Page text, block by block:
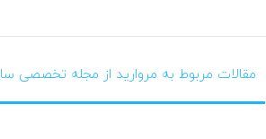
مروارید های طبیعی در صورتی که در معرض مواد
میکنند.
اگر موارد گفته شده رعایت شود، مروارید هیچگاه
مقالات مربوط به مروارید از مجله تخصصی